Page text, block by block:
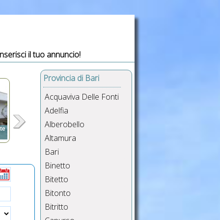
il tuo annuncio!
Provincia di Bari
Acquaviva Delle Fonti
Adelfia
Alberobello
Altamura
Bari
Binetto
Bitetto
Bitonto
Bitritto